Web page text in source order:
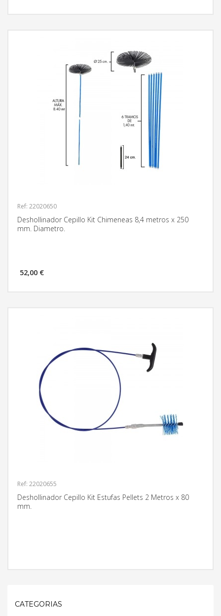
Ref: 22020650
Deshollinador Cepillo Kit Chimeneas 8,4 metros x 250
mm. Diametro.
52,00 €
Ref: 22020655
Deshollinador Cepillo Kit Estufas Pellets 2 Metros x 80
mm.
CATEGORIAS